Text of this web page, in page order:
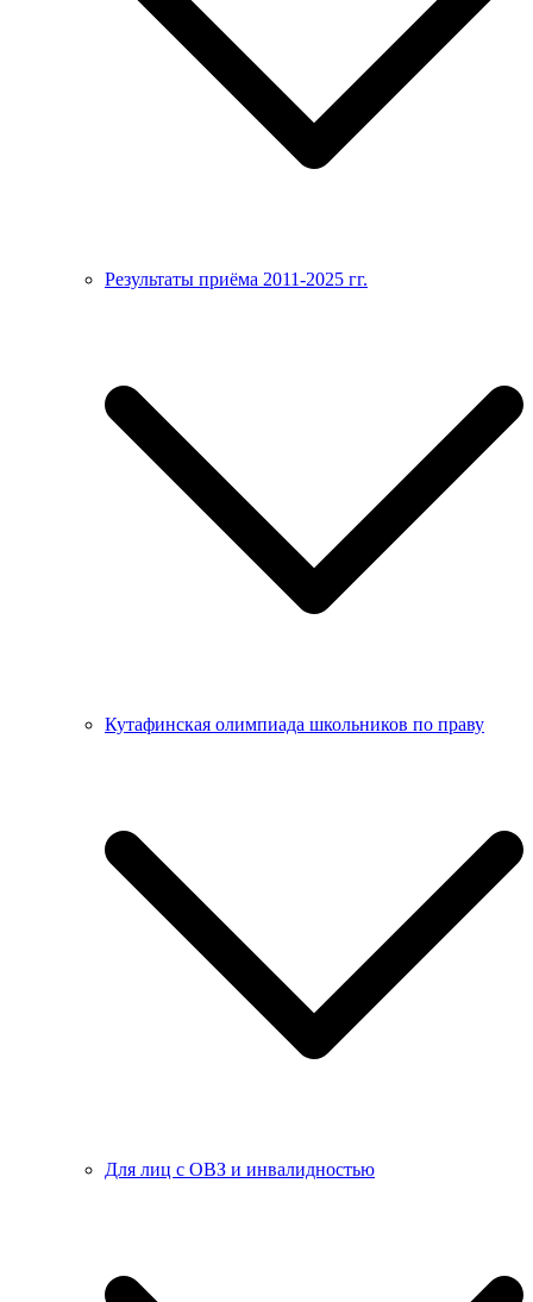
Результаты приёма 2011-2025 гг.
Кутафинская олимпиада школьников по праву
Для лиц с ОВЗ и инвалидностью